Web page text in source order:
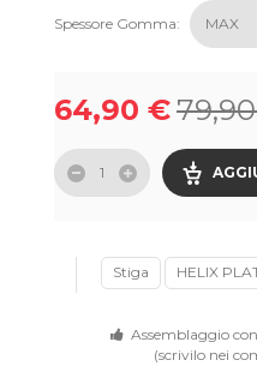
Spessore Gomma:
64,90 €
Stiga HELIX
Assemblaggio
(scrivilo nei